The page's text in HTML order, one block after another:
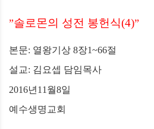
”솔로몬의 성전 봉헌식(4)”
본문: 열왕기상 8장1~66절
설교: 김요셉 담임목사
2016년 11 월8일
예수생명교회